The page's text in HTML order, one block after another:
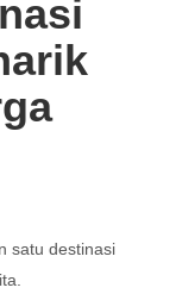
satu destinasi